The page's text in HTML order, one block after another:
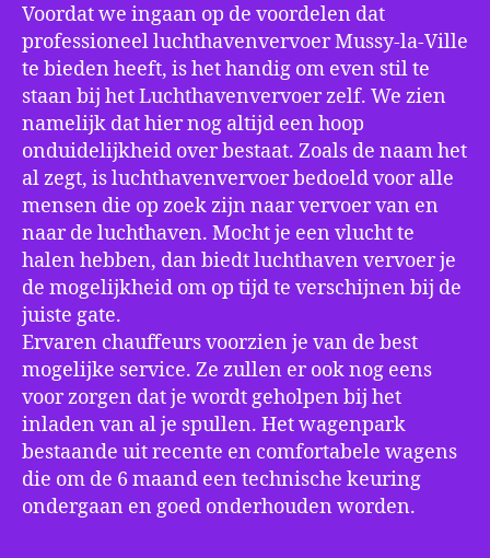
Voordat we ingaan op de voordelen dat
professioneel luchthavenvervoer Mussy-la-Ville
te bieden heeft, is het handig om even stil te
staan bij het Luchthavenvervoer zelf. We zien
namelijk dat hier nog altijd een hoop
onduidelijkheid over bestaat. Zoals de naam het
al zegt, is luchthavenvervoer bedoeld voor alle
mensen die op zoek zijn naar vervoer van en
naar de luchthaven. Mocht je een vlucht te
halen hebben, dan biedt luchthaven vervoer je
de mogelijkheid om op tijd te verschijnen bij de
juiste gate.
Ervaren chauffeurs voorzien je van de best
mogelijke service. Ze zullen er ook nog eens
voor zorgen dat je wordt geholpen bij het
inladen van al je spullen. Het wagenpark
bestaande uit recente en comfortabele wagens
die om de 6 maand een technische keuring
ondergaan en goed onderhouden worden.